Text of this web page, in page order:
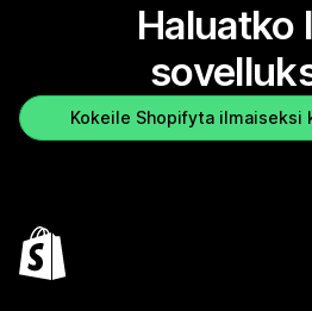
Haluatko
Kokeile Shopifyta ilmaiseksi